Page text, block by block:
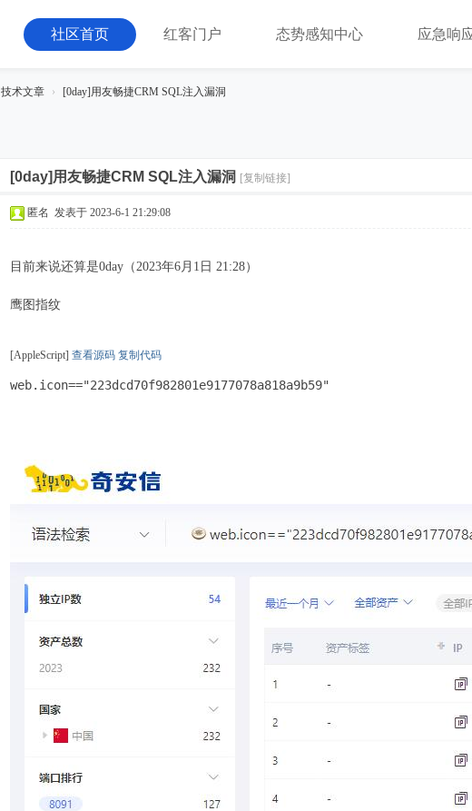
社区首页 红客门户 态势感知中心 应急响
技术文章 › [0day]用友畅捷CRM SQL注入漏洞
[0day]用友畅捷CRM SQL注入漏洞 [复制链接]
匿名 发表于 2023-6-1 21:29:08
目前来说还算是0day（2023年6月1日 21:28）
鹰图指纹
[AppleScript] 查看源码 复制代码
web.icon=="223dcd70f982801e9177078a818a9b59"